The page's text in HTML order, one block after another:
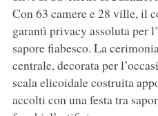
Con 63 camere e 28 ville, il
garantì privacy assoluta per
sapore fiabesco. La
centrale, decorata per
scala elicoidale costruita
accolti con una festa tra